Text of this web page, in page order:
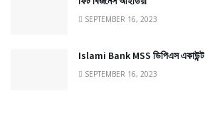
SEPTEMBER 16, 2023
Islami Bank MSS ডিপিএস একাউন্ট
SEPTEMBER 16, 2023